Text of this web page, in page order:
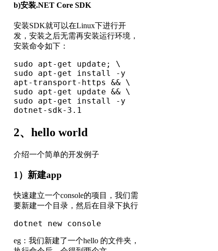
b)安装.NET Core SDK
安装SDK就可以在Linux下进行开
发，安装之后无需再安装运行环境，
安装命令如下：
sudo apt-get update; \
sudo apt-get install -y
apt-transport-https && \
sudo apt-get update && \
sudo apt-get install -y
dotnet-sdk-3.1
2、hello world
介绍一个简单的开发例子
1）新建app
快速建立一个console的项目，我们需
要新建一个目录，然后在目录下执行
dotnet new console
eg：我们新建了一个hello 的文件夹，